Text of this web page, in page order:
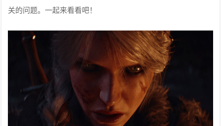
关的问题。一起来看看吧！